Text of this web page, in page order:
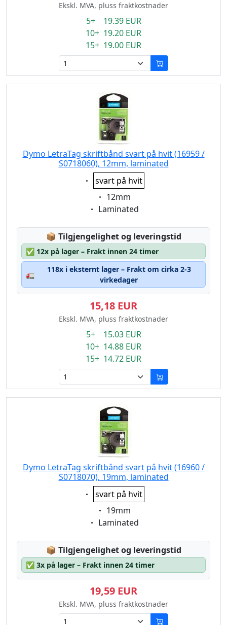
Ekskl. MVA, pluss fraktkostnader
5+ 19.39 EUR
10+ 19.20 EUR
15+ 19.00 EUR
Dymo LetraTag skriftbånd svart på hvit (16959 /
S0718060), 12mm, laminated
Eigenschaft:
svart på hvit
Eigenschaft:
12mm
Eigenschaft:
Laminated
📦 Lagerstatus:
Tilgjengelighet og leveringstid
✅ 12x på lager – Frakt innen 24 timer
🚛
118x i eksternt lager – Frakt om cirka 2-3
virkedager
15,18 EUR
Ekskl. MVA, pluss fraktkostnader
5+ 15.03 EUR
10+ 14.88 EUR
15+ 14.72 EUR
Dymo LetraTag skriftbånd svart på hvit (16960 /
S0718070), 19mm, laminated
Eigenschaft:
svart på hvit
Eigenschaft:
19mm
Eigenschaft:
Laminated
📦 Lagerstatus:
Tilgjengelighet og leveringstid
✅ 3x på lager – Frakt innen 24 timer
19,59 EUR
Ekskl. MVA, pluss fraktkostnader